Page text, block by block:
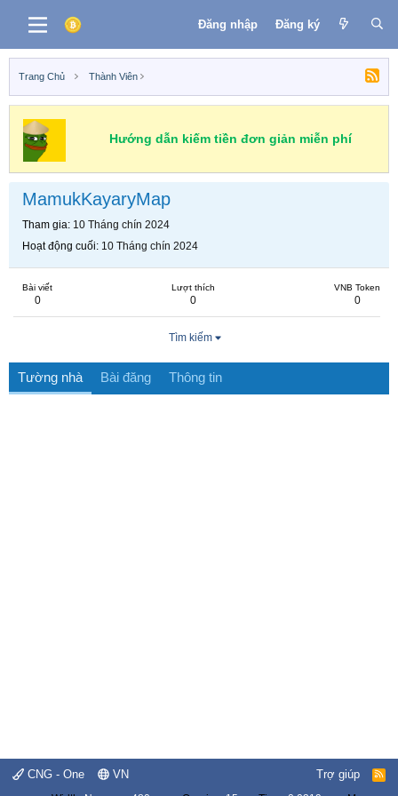
Đăng nhập Đăng ký
Trang Chủ Thành Viên
Hướng dẫn kiếm tiền đơn giản miễn phí
MamukKayaryMap
Tham gia 10 Tháng chín 2024
Hoạt động cuối 10 Tháng chín 2024
Bài viết
0
Lượt thích
0
VNB Token
0
Tìm kiếm
Tường nhà Bài đăng Thông tin
CNG - One VN Trợ giúp
R